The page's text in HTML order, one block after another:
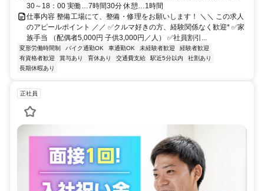
30～18：00 実働…7時間30分 休憩…1時間
仕事内容 整備工場にて、整備・修理をお願いします！ ＼＼ この求人
のアピールポイント ／／ ✅クルマ好きの方、経験関係なく歓迎* ✅家
族手当 （配偶者5,000円 子供3,000円／人） ✅社員割引...
変形労働時間制 バイク通勤OK 車通勤OK 未経験者歓迎
経験者歓迎
有資格者歓迎
賞与あり 育休あり 交通費支給 駅近5分以内
社割あり
長期休暇あり
正社員